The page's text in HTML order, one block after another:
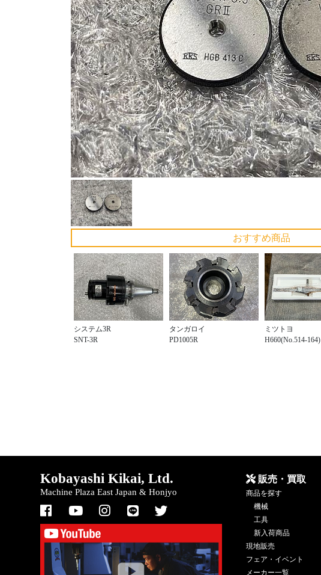
Previous
おすすめ商品
システム3R
SNT-3R
タンガロイ
PD1005R
ミツトヨ
H660(No.514-164)
Kobayashi Kikai, Ltd.
Machine Plaza East Japan & Honjyo
販売・買取
商品を探す
機械
工具
新入荷商品
現地販売
フェア・イベント
メーカー一覧